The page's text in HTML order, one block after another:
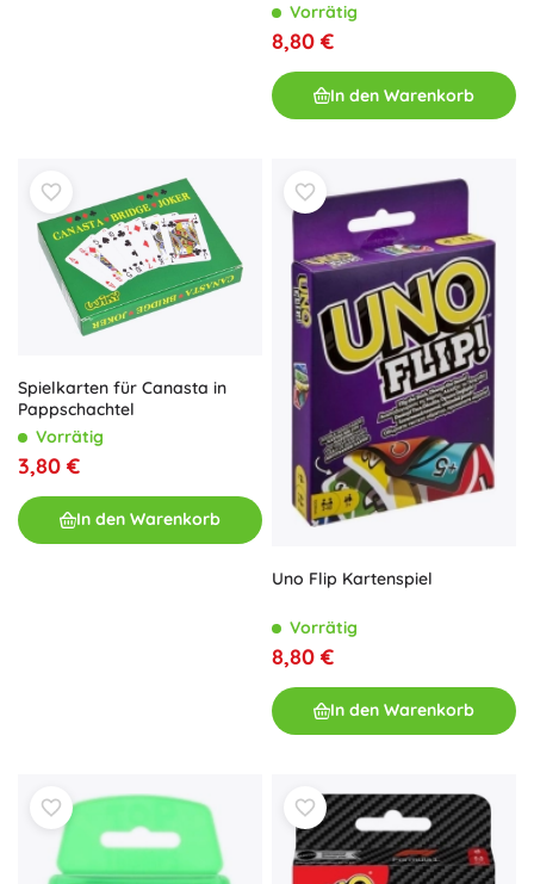
Vorrätig
8,80 €
In den Warenkorb
Spielkarten für Canasta in
Pappschachtel
Vorrätig
3,80 €
In den Warenkorb
Uno Flip Kartenspiel
Vorrätig
8,80 €
In den Warenkorb